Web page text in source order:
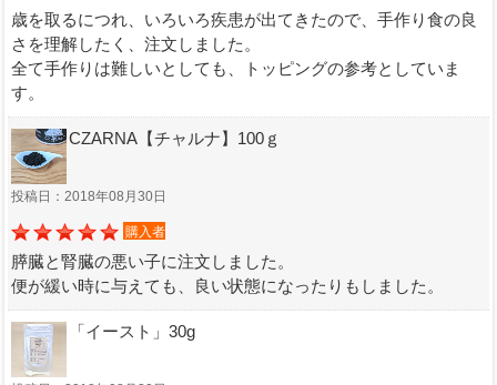
歳を取るにつれ、いろいろ疾患が出てきたので、手作り食の良
さを理解したく、注文しました。
全て手作りは難しいとしても、トッピングの参考としていま
す。
CZARNA【チャルナ】100ｇ
投稿日：2018年08月30日
購入者
膵臓と腎臓の悪い子に注文しました。
便が緩い時に与えても、良い状態になったりもしました。
「イースト」30g